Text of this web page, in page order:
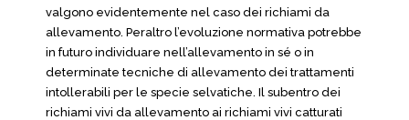
valgono evidentemente nel caso dei richiami da
allevamento. Peraltro l’evoluzione normativa potrebbe
in futuro individuare nell’allevamento in sé o in
determinate tecniche di allevamento dei trattamenti
intollerabili per le specie selvatiche. Il subentro dei
richiami vivi da allevamento ai richiami vivi catturati